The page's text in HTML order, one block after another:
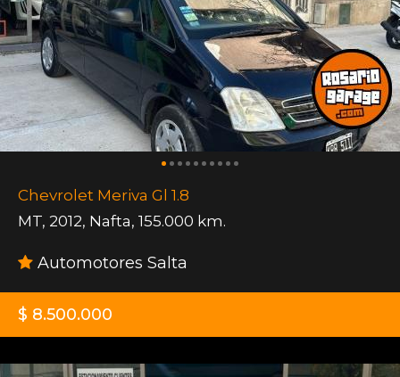
Chevrolet Meriva Gl 1.8
MT, 2012, Nafta, 155.000 km.
Automotores Salta
$ 8.500.000